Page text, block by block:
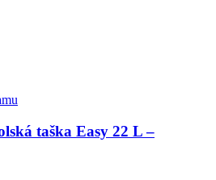
taška Easy 22 L –